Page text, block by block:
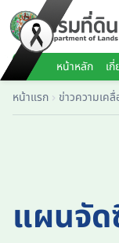
หน้าหลัก เ
หน้าแรก
ข่าวความเคลื่
แผนจัด